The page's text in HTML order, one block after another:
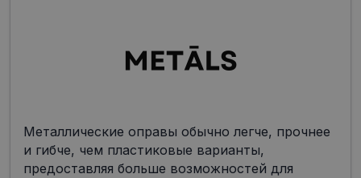
Металлические оправы обычно легче, прочнее
и гибче, чем пластиковые варианты,
предоставляя больше возможностей для